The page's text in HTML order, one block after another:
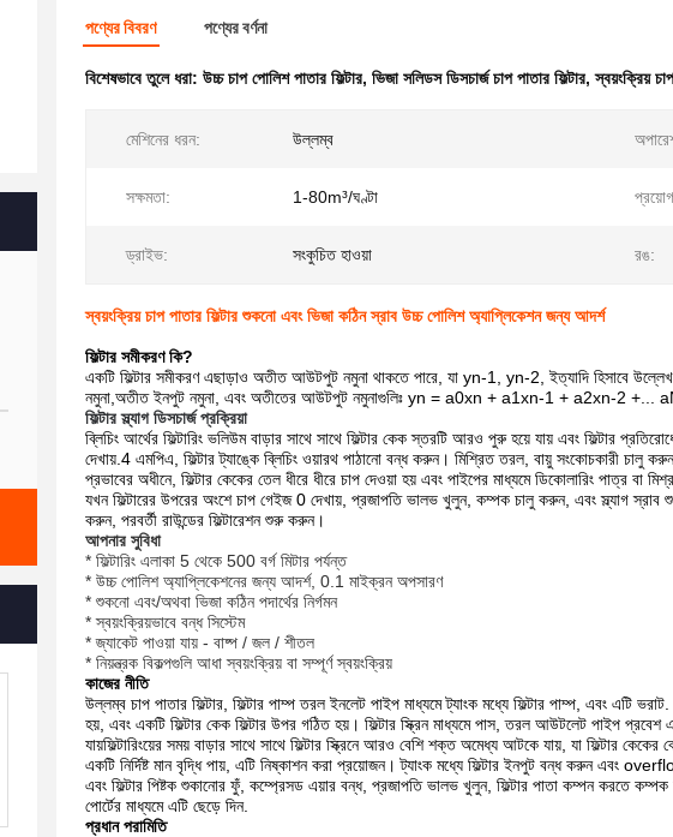
পণ্যের বিবরণ পণ্যের বর্ণনা
বিশেষভাবে তুলে ধরা: উচ্চ চাপ পোলিশ পাতার ফিল্টার, ভিজা সলিডস ডিসচার্জ চাপ পাতার ফিল্টার,স্বয়ংক্রিয়
মেশিনের ধরন: উল্লম্ব
সক্ষমতা: 1-80m³/ঘণ্টা
ড্রাইভ: সংকুচিত হাওয়া রঙ:
স্বয়ংক্রিয় চাপ পাতার ফিল্টার শুকনো এবং ভিজা কঠিন স্রাব উচ্চ পোলিশ অ্যাপ্লিকেশন জন্য আদর্শ
ফিল্টার সমীকরণ কি?
একটি ফিল্টার সমীকরণ এছাড়াও অতীত আউটপুট নমুনা থাকতে পারে, যা yn-1, yn-2, ইত্যাদি হিসাবে উল্লেখ
নমুনা,অতীত ইনপুট নমুনা, এবং অতীতের আউটপুট নমুনাগুলিঃ yn = a0xn + a1xn-1 + a2xn-2
ফিল্টার স্ল্যাগ ডিসচার্জ প্রক্রিয়া
ব্লিচিং আর্থের ফিল্টারিং ভলিউম বাড়ার সাথে সাথে ফিল্টার কেক স্তরটি আরও পুরু হয়ে যায় এবং ফিল্টার
দেখায়.4 এমপিএ, ফিল্টার ট্যাঙ্কে ব্লিচিং ওয়ারথ পাঠানো বন্ধ করুন। মিশ্রিত তরল, বায়ু সংকোচকারী চালু
প্রভাবের অধীনে, ফিল্টার কেকের তেল ধীরে ধীরে চাপ দেওয়া হয় এবং পাইপের মাধ্যমে ডিকোলারিং পাত্র বা
যখন ফিল্টারের উপরের অংশে চাপ গেইজ 0 দেখায়, প্রজাপতি ভালভ খুলুন, কম্পক চালু করুন, এবং স্ল্যাগ
করুন, পরবর্তী রাউন্ডের ফিল্টারেশন শুরু করুন।
আপনার সুবিধা
* ফিল্টারিং এলাকা 5 থেকে 500 বর্গ মিটার পর্যন্ত
* উচ্চ পোলিশ অ্যাপ্লিকেশনের জন্য আদর্শ, 0.1 মাইক্রন অপসারণ
* শুকনো এবং/অথবা ভিজা কঠিন পদার্থের নির্গমন
* স্বয়ংক্রিয়ভাবে বন্ধ সিস্টেম
* জ্যাকেট পাওয়া যায় - বাষ্প / জল / শীতল
* নিয়ন্ত্রক বিকল্পগুলি আধা স্বয়ংক্রিয় বা সম্পূর্ণ স্বয়ংক্রিয়
কাজের নীতি
উল্লম্ব চাপ পাতার ফিল্টার, ফিল্টার পাম্প তরল ইনলেট পাইপ মাধ্যমে ট্যাংক মধ্যে ফিল্টার পাম্প, এবং এটি
হয়, এবং একটি ফিল্টার কেক ফিল্টার উপর গঠিত হয়। ফিল্টার স্ক্রিন মাধ্যমে পাস, তরল আউটলেট পাইপ প্রবেশ
যায়ফিল্টারিংয়ের সময় বাড়ার সাথে সাথে ফিল্টার স্ক্রিনে আরও বেশি শক্ত অমেধ্য আটকে যায়, যা ফিল্টার
একটি নির্দিষ্ট মান বৃদ্ধি পায়, এটি নিষ্কাশন করা প্রয়োজন। ট্যাংক মধ্যে ফিল্টার ইনপুট বন্ধ করুন এবং
এবং ফিল্টার পিষ্টক শুকানোর ফুঁ, কম্প্রেসড এয়ার বন্ধ, প্রজাপতি ভালভ খুলুন, ফিল্টার পাতা কম্পন করতে কম্পক
পোর্টের মাধ্যমে এটি ছেড়ে দিন.
প্রধান পরামিতি